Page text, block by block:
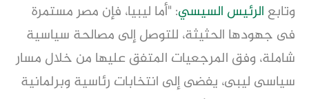
وتابعالرئيس السيسي: "أما ليبيا، فإن مصر مستمرة
فى جهودها الحثيثة، للتوصل إلى مصالحة سياسية
شاملة، وفق المرجعيات المتفق عليها من خلال مسار
سياسى ليبى، يفضى إلى انتخابات رئاسية وبرلمانية